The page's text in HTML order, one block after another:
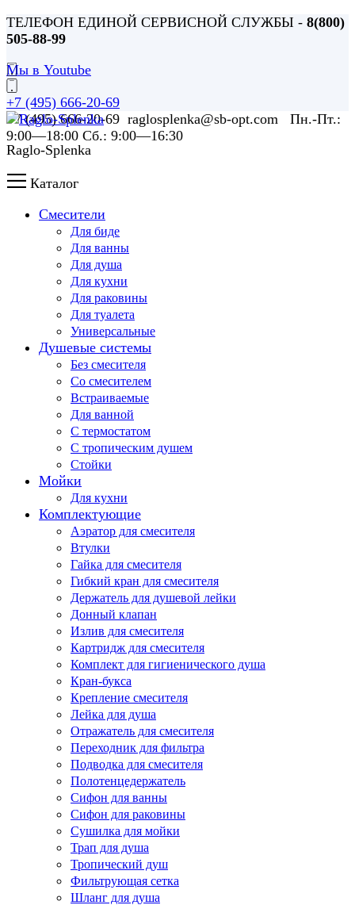
ТЕЛЕФОН ЕДИНОЙ СЕРВИСНОЙ СЛУЖБЫ - 8(800)
505-88-99
Мы в Youtube
+7 (495) 666-20-69 raglosplenka@sb-opt.com Пн.-Пт.:
9:00—18:00 Сб.: 9:00—16:30
+7 (495) 666-20-69
Raglo-Splenka
Каталог
Смесители
Для биде
Для ванны
Для душа
Для кухни
Для раковины
Для туалета
Универсальные
Душевые системы
Без смесителя
Со смесителем
Встраиваемые
Для ванной
С термостатом
С тропическим душем
Стойки
Мойки
Для кухни
Комплектующие
Аэратор для смесителя
Втулки
Гайка для смесителя
Гибкий кран для смесителя
Держатель для душевой лейки
Донный клапан
Излив для смесителя
Картридж для смесителя
Комплект для гигиенического душа
Кран-букса
Крепление смесителя
Лейка для душа
Отражатель для смесителя
Переходник для фильтра
Подводка для смесителя
Полотенцедержатель
Сифон для ванны
Сифон для раковины
Сушилка для мойки
Трап для душа
Тропический душ
Фильтрующая сетка
Шланг для душа